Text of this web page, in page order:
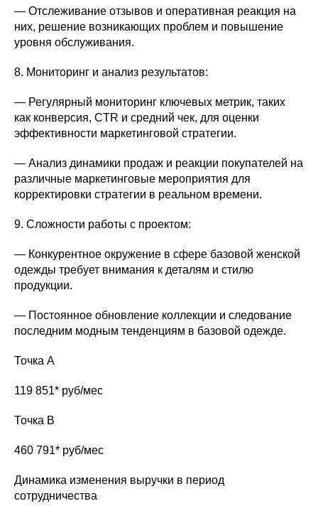
— Отслеживание отзывов и оперативная реакция на
них, решение возникающих проблем и повышение
уровня обслуживания.
8. Мониторинг и анализ результатов:
— Регулярный мониторинг ключевых метрик, таких
как конверсия, CTR и средний чек, для оценки
эффективности маркетинговой стратегии.
— Анализ динамики продаж и реакции покупателей на
различные маркетинговые мероприятия для
корректировки стратегии в реальном времени.
9. Сложности работы с проектом:
— Конкурентное окружение в сфере базовой женской
одежды требует внимания к деталям и стилю
продукции.
— Постоянное обновление коллекции и следование
последним модным тенденциям в базовой одежде.
Точка А
119 851* руб/мес
Точка B
460 791* руб/мес
Динамика изменения выручки в период
сотрудничества